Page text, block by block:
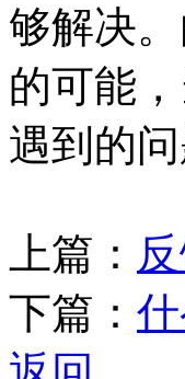
够解决
的可能
遇到的
上篇：
下篇：